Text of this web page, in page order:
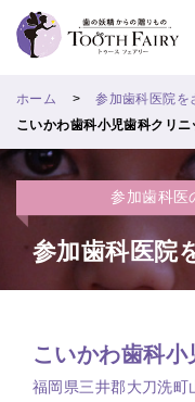
ホーム
参加歯科医院を
こいかわ歯科小児歯科クリニ
参加歯科医
参加歯科医院
こいかわ歯科小
福岡県三井郡大刀洗町